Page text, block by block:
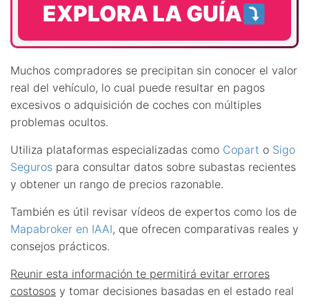
EXPLORA LA GUÍA
Muchos compradores se precipitan sin conocer el valor
real del vehículo, lo cual puede resultar en pagos
excesivos o adquisición de coches con múltiples
problemas ocultos.
Utiliza plataformas especializadas como Copart o Sigo
Seguros para consultar datos sobre subastas recientes
y obtener un rango de precios razonable.
También es útil revisar vídeos de expertos como los de
Mapabroker en IAAI, que ofrecen comparativas reales y
consejos prácticos.
Reunir esta información te permitirá evitar errores
costosos y tomar decisiones basadas en el estado real